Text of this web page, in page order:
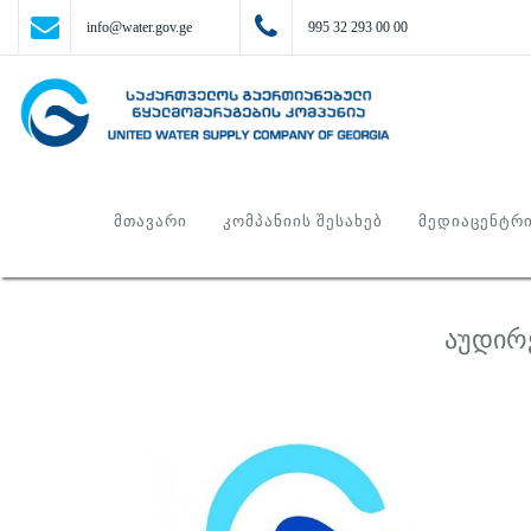
info@water.gov.ge 995 32 293 00 00
ᲛᲗᲐᲕᲐᲠᲘ ᲙᲝᲛᲞᲐᲜᲘᲘᲡ ᲨᲔᲡᲐᲮᲔᲑ